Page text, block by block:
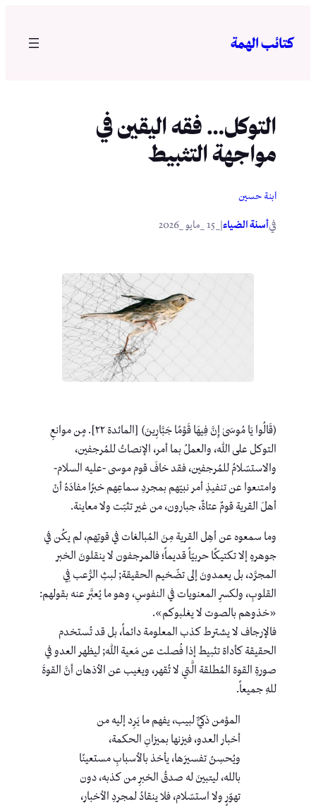
المحتوى
كتائب الهمة
التوكل… فقه اليقين في
مواجهة التثبيط
ابنة حسين
فيأسنة الضياء
(قَالُوا يَا مُوسَىٰ إِنَّ فِيهَا قَوْمًا جَبَّارِينَ) [المائدة ٢٢]. مٍن موانعِ
التوكل على ﷲ، والعملُ بما أمر، الإنصاتُ للمُرجفين،
والاستسّلامُ للمُرجفين، فقد خافَ قوم موسى -عليه السلام-
وامتنعوا عن تنفيذِ أمر نبيّهم بمجردِ سماعِهم خبرًا مفادَهُ أنْ
أهلَ القرية قومٌ عتاةٌ، جبارون، من غير تثبّت ولا معاينة.
وما سمعوه عن أهِل القرية مِنَ المُبالغات في قوتِهم، لم يكُن في
جوهرهِ إلا تكتيكًا حربيّاً قديماً؛ فالمرجفون لا ينقلونَ الخبر
المجرَّد، بل يعمدونَ إلى تضّخيم الحقيقة; لبثِ الرُّعب فِي
القلوبِ، ولكسرِ المعنويات في النفوسِ، وهو ما يُعبَّر عنه بقولهم:
«خذوهم بالصوت لا يغلبوكم».
فالإرجاف لا يشترط كذب المعلومة دائماً، بل قد تُستخدم
الحقيقة كأداة تثبيط إذا فُصلت عن مَعية ﷲ; ليظهر العدو في
صورةِ القوة المُطلقة الَّتي لا تُقهر، ويغيب عن الأذهان أنَّ القوةَ
للهِ جميعاً.
المؤمن ذكيٌّ لبيب، يفهم ما يَرِد إليه من
أخبار العدو، فيزنها بميزانِ الحكمة،
ويُحسِنُ تفسيرَها، يأخذ بالأسبابِ مستعينًا
بالله، ليتبينَ له صدقُ الخبرِ من كذبه، دون
تهوّرٍ ولا استسّلام، فلا ينقادُ لمجردِ الأخبار،